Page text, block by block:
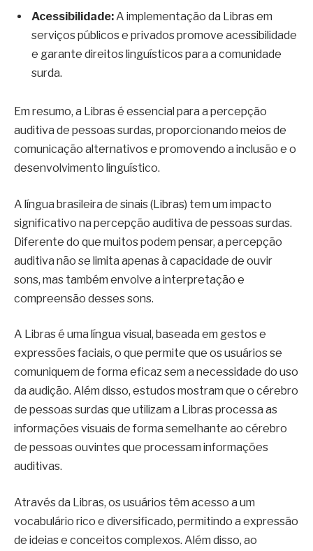
Acessibilidade: A implementação da Libras em
serviços públicos e privados promove acessibilidade
e garante direitos linguísticos para a comunidade
surda.
Em resumo, a Libras é essencial para a percepção
auditiva de pessoas surdas, proporcionando meios de
comunicação alternativos e promovendo a inclusão e o
desenvolvimento linguístico.
A língua brasileira de sinais (Libras) tem um impacto
significativo na percepção auditiva de pessoas surdas.
Diferente do que muitos podem pensar, a percepção
auditiva não se limita apenas à capacidade de ouvir
sons, mas também envolve a interpretação e
compreensão desses sons.
A Libras é uma língua visual, baseada em gestos e
expressões faciais, o que permite que os usuários se
comuniquem de forma eficaz sem a necessidade do uso
da audição. Além disso, estudos mostram que o cérebro
de pessoas surdas que utilizam a Libras processa as
informações visuais de forma semelhante ao cérebro
de pessoas ouvintes que processam informações
auditivas.
Através da Libras, os usuários têm acesso a um
vocabulário rico e diversificado, permitindo a expressão
de ideias e conceitos complexos. Além disso, ao